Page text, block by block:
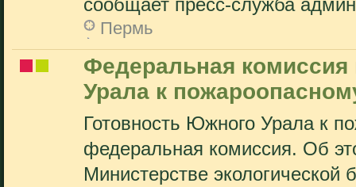
сообщает пресс-служба
Пермь
Федеральная комиссия
Урала к
Готовность Южного Урала к
федеральная комиссия. Об
Министерстве экологической